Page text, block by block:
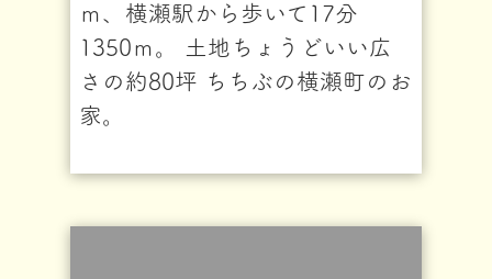
ｍ、横瀬駅から歩いて17分
1350ｍ。 土地ちょうどいい広
さの約80坪 ちちぶの横瀬町のお
家。